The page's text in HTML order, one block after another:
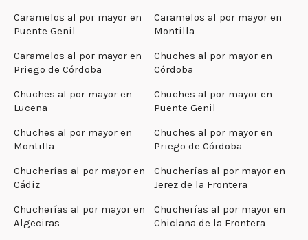
Caramelos al por mayor en
Puente Genil
Caramelos al por mayor en
Montilla
Caramelos al por mayor en
Priego de Córdoba
Chuches al por mayor en
Córdoba
Chuches al por mayor en
Lucena
Chuches al por mayor en
Puente Genil
Chuches al por mayor en
Montilla
Chuches al por mayor en
Priego de Córdoba
Chucherías al por mayor en
Cádiz
Chucherías al por mayor en
Jerez de la Frontera
Chucherías al por mayor en
Algeciras
Chucherías al por mayor en
Chiclana de la Frontera